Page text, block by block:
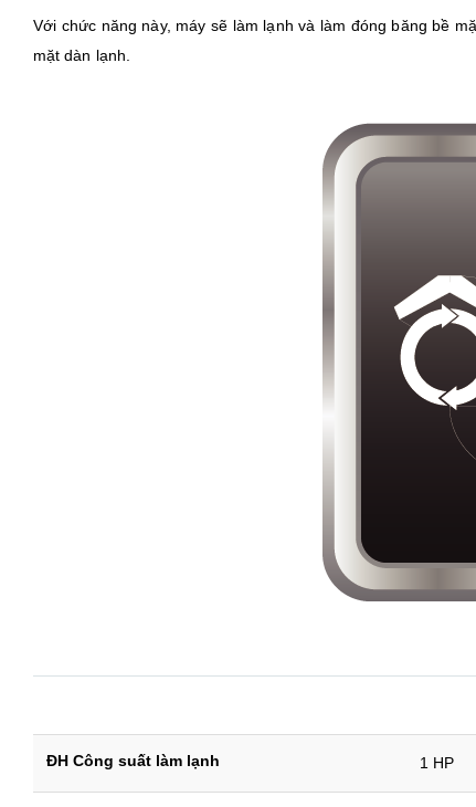
Với chức năng này, máy sẽ làm lạnh và làm đóng băng bề
mặt dàn lạnh.
ĐH Công suất làm lạnh 1 HP